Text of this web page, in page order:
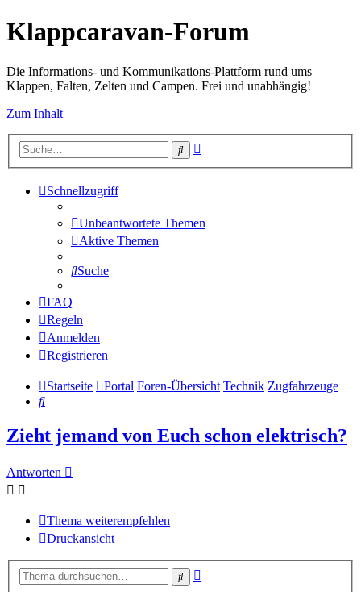
Klappcaravan-Forum
Die Informations- und Kommunikations-Plattform rund ums
Klappen, Falten, Zelten und Campen. Frei und unabhängig!
Zum Inhalt
Suche
Schnellzugriff
Unbeantwortete Themen
Aktive Themen
Suche
FAQ
Regeln
Anmelden
Registrieren
Startseite Portal Foren-Übersicht Technik Zugfahrzeuge
Suche
Zieht jemand von Euch schon elektrisch?
Antworten
Thema weiterempfehlen
Druckansicht
Suche